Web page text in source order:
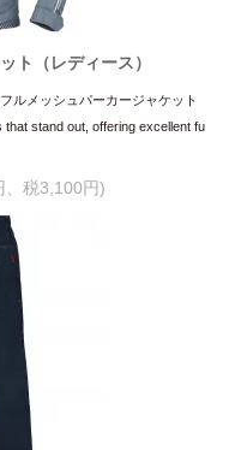
ト（レディース）
ルメッシュパーカージャケット
stand out, offering excellent fu
、税3,100円)